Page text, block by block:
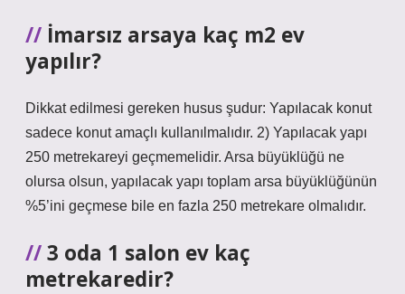
İmarsız arsaya kaç m2 ev
yapılır?
Dikkat edilmesi gereken husus şudur: Yapılacak konut
sadece konut amaçlı kullanılmalıdır. 2) Yapılacak yapı
250 metrekareyi geçmemelidir. Arsa büyüklüğü ne
olursa olsun, yapılacak yapı toplam arsa büyüklüğünün
%5’ini geçmese bile en fazla 250 metrekare olmalıdır.
3 oda 1 salon ev kaç
metrekaredir?